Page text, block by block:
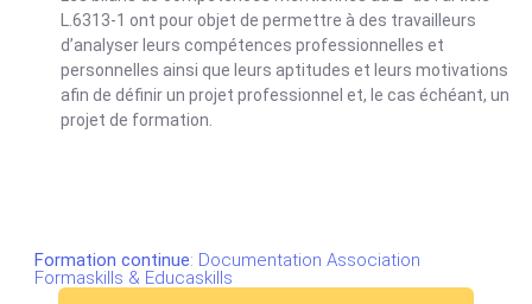
L.6313-1 ont pour objet de permettre à des travailleurs
d’analyser leurs compétences professionnelles et
personnelles ainsi que leurs aptitudes et leurs motivations
afin de définir un projet professionnel et, le cas échéant, un
projet de formation.
Formation continue: Documentation Association
Formaskills & Educaskills